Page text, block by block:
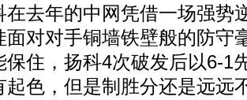
在去年的中网凭借一场强势
面对对手铜墙铁壁般的防守
保住，扬科4次破发后以6-1
起色，但是制胜分还是远远